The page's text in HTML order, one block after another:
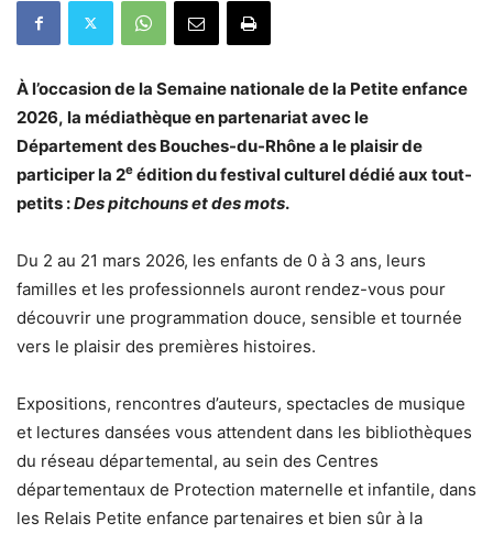
À l’occasion de la Semaine nationale de la Petite enfance
2026, la médiathèque en partenariat avec le
Département des Bouches-du-Rhône a le plaisir de
participer la 2e édition du festival culturel dédié aux tout-
petits :Des pitchouns et des mots.
Du 2 au 21 mars 2026, les enfants de 0 à 3 ans, leurs
familles et les professionnels auront rendez-vous pour
découvrir une programmation douce, sensible et tournée
vers le plaisir des premières histoires.
Expositions, rencontres d’auteurs, spectacles de musique
et lectures dansées vous attendent dans les bibliothèques
du réseau départemental, au sein des Centres
départementaux de Protection maternelle et infantile, dans
les Relais Petite enfance partenaires et bien sûr à la